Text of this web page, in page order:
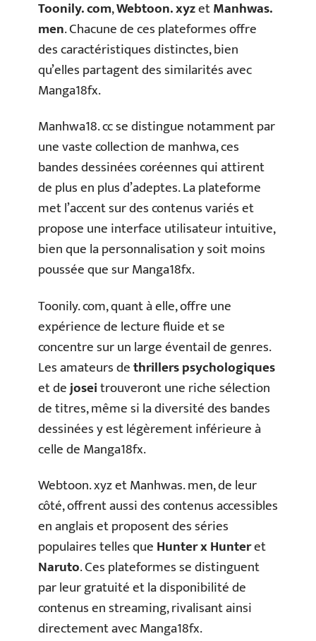
Toonily. com,Webtoon. xyzetManhwas.
men. Chacune de ces plateformes offre
des caractéristiques distinctes, bien
qu’elles partagent des similarités avec
Manga18fx.
Manhwa18. cc se distingue notamment par
une vaste collection de manhwa, ces
bandes dessinées coréennes qui attirent
de plus en plus d’adeptes. La plateforme
met l’accent sur des contenus variés et
propose une interface utilisateur intuitive,
bien que la personnalisation y soit moins
poussée que sur Manga18fx.
Toonily. com, quant à elle, offre une
expérience de lecture fluide et se
concentre sur un large éventail de genres.
Les amateurs dethrillers psychologiques
et dejoseitrouveront une riche sélection
de titres, même si la diversité des bandes
dessinées y est légèrement inférieure à
celle de Manga18fx.
Webtoon. xyz et Manhwas. men, de leur
côté, offrent aussi des contenus accessibles
en anglais et proposent des séries
populaires telles queHunter x Hunteret
Naruto. Ces plateformes se distinguent
par leur gratuité et la disponibilité de
contenus en streaming, rivalisant ainsi
directement avec Manga18fx.